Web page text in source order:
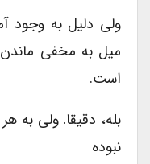
ولی دلیل به وجود
میل به مخفی
است.
بله، دقیقا. ولی به
نبوده